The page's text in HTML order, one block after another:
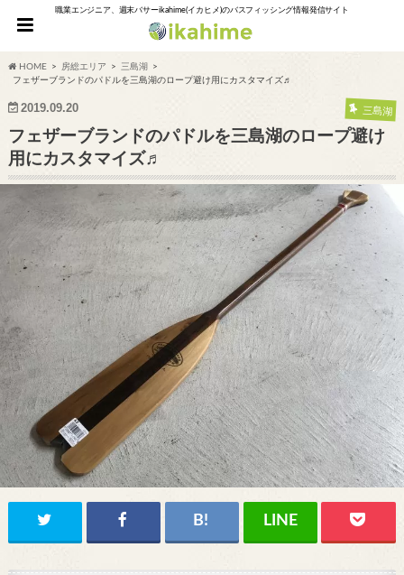
職業エンジニア、週末バサーikahime(イカヒメ)のバスフィッシング情報発信サイト
HOME 房総エリア
三島湖
フェザーブランドのパドルを三島湖のロープ避け用にカスタマイズ♬
2019.09.20 三島湖
フェザーブランドのパドルを三島湖のロープ避け
用にカスタマイズ♬